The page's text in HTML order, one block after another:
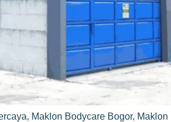
, Maklon Bodycare Bogor, Maklon